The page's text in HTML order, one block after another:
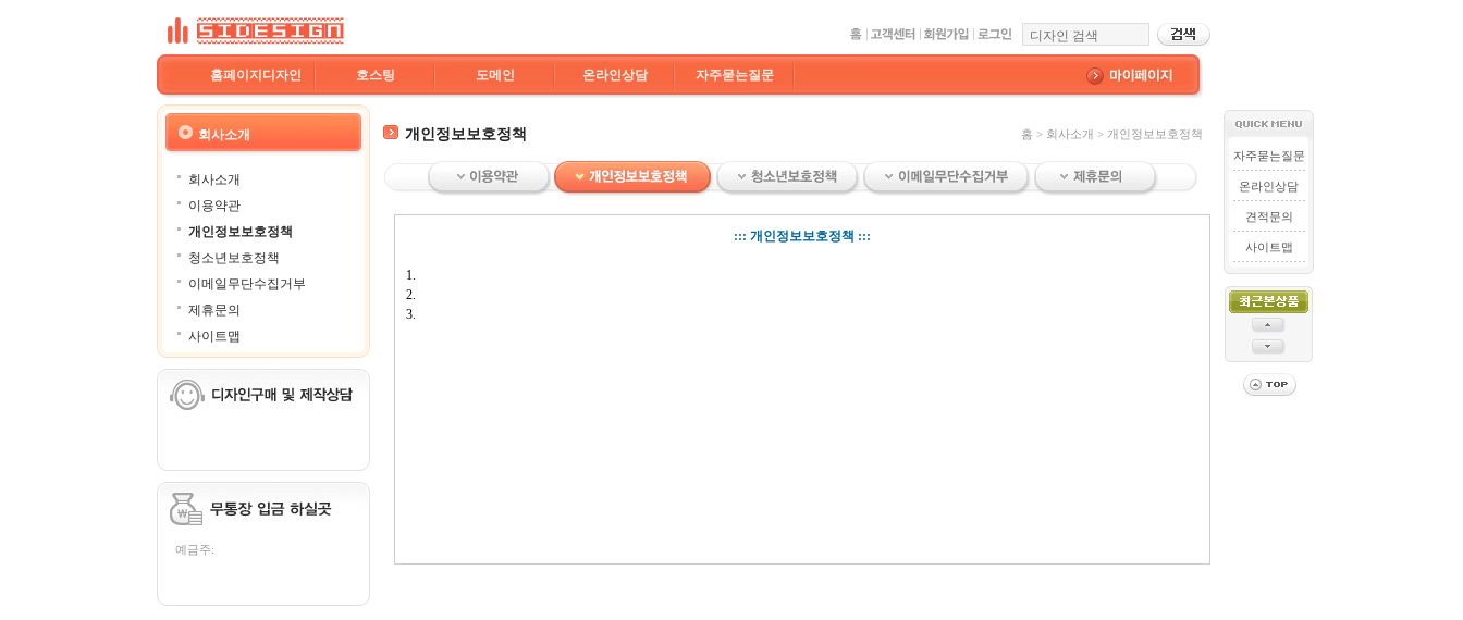
홈페이지디자인 호스팅 도메인 온라인상담 자주묻는질문
회사소개
회사소개
이용약관
개인정보보호정책
청소년보호정책
이메일무단수집거부
제휴문의
사이트맵
예금주:
개인정보보호정책 홈 > 회사소개 > 개인정보보호정책
::: 개인정보보호정책 :::
1.
2.
3.
자주묻는질문
온라인상담
견적문의
사이트맵